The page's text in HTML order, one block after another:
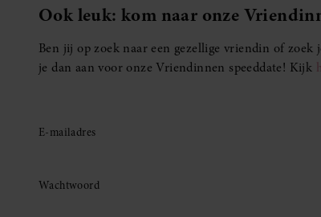
Ook leuk: kom naar onze
Ben jij op zoek naar een gezellige vriendin of
je dan aan voor onze Vriendinnen speeddate! Kijk
E-mailadres
Wachtwoord